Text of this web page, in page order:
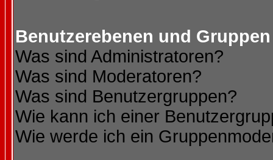
Benutzerebenen und Gruppen
Was sind Administratoren?
Was sind Moderatoren?
Was sind Benutzergruppen?
Wie kann ich einer
Wie werde ich ein